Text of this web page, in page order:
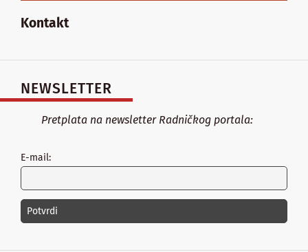
Kontakt
NEWSLETTER
Pretplata na newsletter Radničkog portala:
E-mail: